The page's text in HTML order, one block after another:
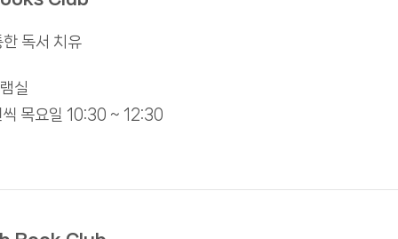
독서 치유
실
목요일 10:30 ~ 12:30